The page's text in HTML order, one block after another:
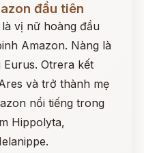
đầu tiên
vị nữ hoàng đầu
Amazon. Nàng là
Otrera kết
và trở thành mẹ
nổi tiếng trong
Hippolyta,